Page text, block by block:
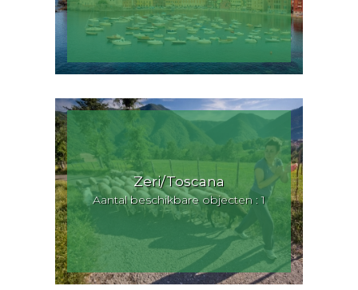
Zeri/Toscana
Aantal beschikbare objecten : 1